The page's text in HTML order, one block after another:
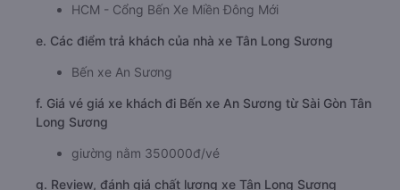
HCM - Cổng Bến Xe Miền Đông Mới
e. Các điểm trả khách của nhà xe Tân Long Sương
Bến xe An Sương
f. Giá vé giá xe khách đi Bến xe An Sương từ Sài Gòn Tân
Long Sương
giường nằm 350000đ/vé
g. Review, đánh giá chất lượng xe Tân Long Sương